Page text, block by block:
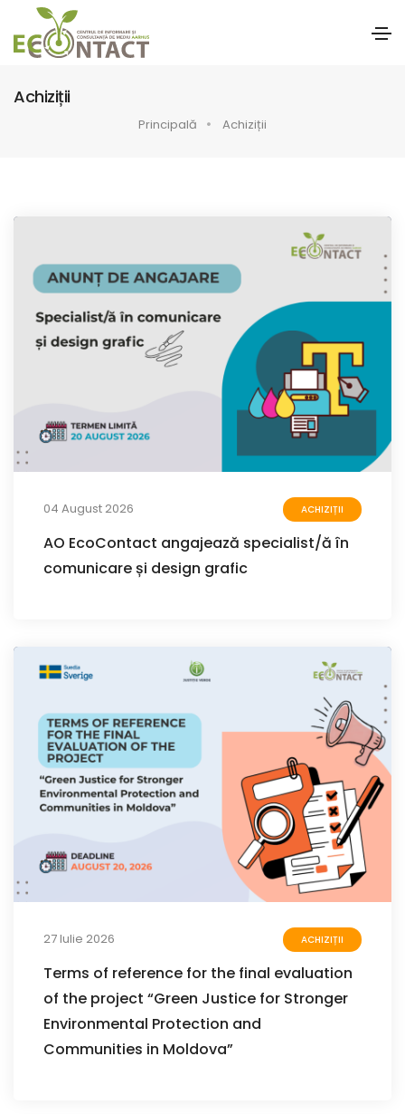
Achiziții
Principală Achiziții
04 August 2026 ACHIZIȚII
AO EcoContact angajează specialist/ă în
comunicare și design grafic
27 Iulie 2026 ACHIZIȚII
Terms of reference for the final evaluation
of the project “Green Justice for Stronger
Environmental Protection and
Communities in Moldova”